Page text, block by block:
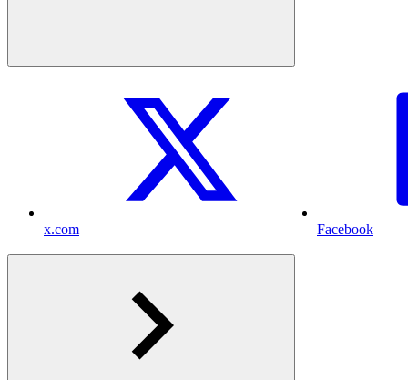
x.com Facebook